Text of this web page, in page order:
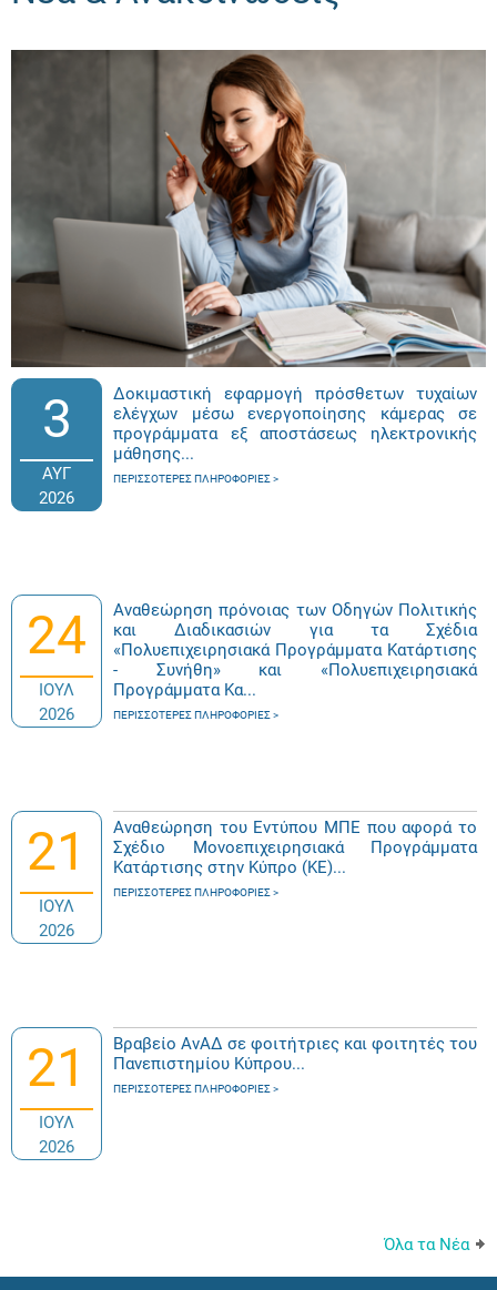
3
ΑΥΓ
2026
Δοκιμαστική εφαρμογή πρόσθετων τυχαίων
ελέγχων μέσω ενεργοποίησης κάμερας σε
προγράμματα εξ αποστάσεως ηλεκτρονικής
μάθησης...
ΠΕΡΙΣΣΌΤΕΡΕΣ ΠΛΗΡΟΦΟΡΊΕΣ
24
ΙΟΥΛ
2026
Αναθεώρηση πρόνοιας των Οδηγών Πολιτικής
και Διαδικασιών για τα Σχέδια
«Πολυεπιχειρησιακά Προγράμματα Κατάρτισης
- Συνήθη» και «Πολυεπιχειρησιακά
Προγράμματα Κα...
ΠΕΡΙΣΣΌΤΕΡΕΣ ΠΛΗΡΟΦΟΡΊΕΣ
21
ΙΟΥΛ
2026
Αναθεώρηση του Εντύπου ΜΠΕ που αφορά το
Σχέδιο Μονοεπιχειρησιακά Προγράμματα
Κατάρτισης στην Κύπρο (ΚΕ)...
ΠΕΡΙΣΣΌΤΕΡΕΣ ΠΛΗΡΟΦΟΡΊΕΣ
21
ΙΟΥΛ
2026
Βραβείο ΑνΑΔ σε φοιτήτριες και φοιτητές του
Πανεπιστημίου Κύπρου...
ΠΕΡΙΣΣΌΤΕΡΕΣ ΠΛΗΡΟΦΟΡΊΕΣ
Όλα τα Νέα